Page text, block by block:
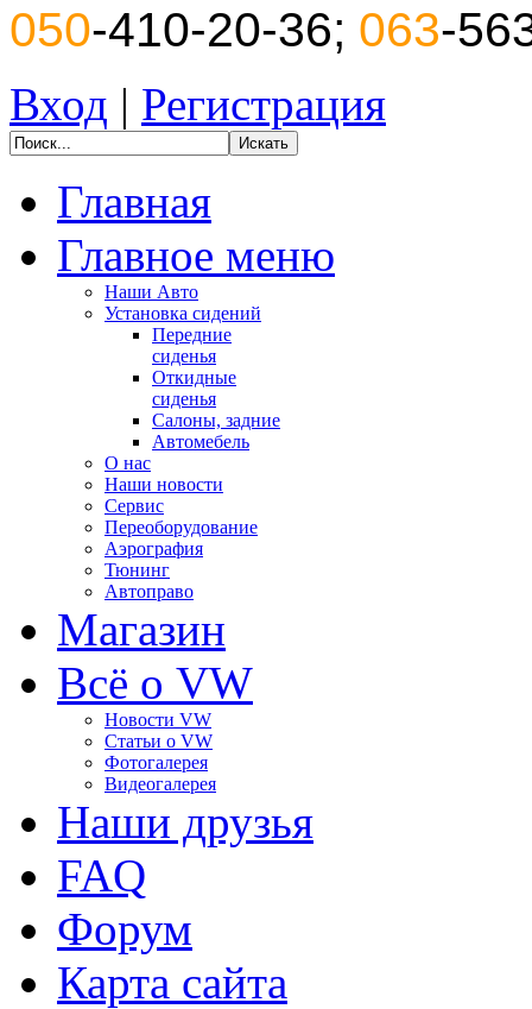
050-410-20-36; 063-
Вход | Регистрация
Главная
Главное меню
Наши Авто
Установка сидений
Передние
сиденья
Откидные
сиденья
Салоны, задние
Автомебель
О нас
Наши новости
Сервис
Переоборудование
Аэрография
Тюнинг
Автоправо
Магазин
Всё о VW
Новости VW
Статьи o VW
Фотогалерея
Видеогалерея
Наши друзья
FAQ
Форум
Карта сайта